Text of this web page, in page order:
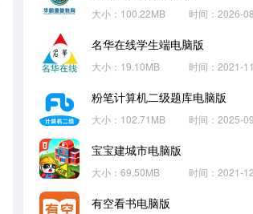
大小：100.22MB 时间：2026-
名华在线学生端电脑版
大小：19.10MB 时间：2021-
粉笔计算机二级题库电脑版
大小：102.71MB 时间：2025-
宝宝建城市电脑版
大小：69.50MB 时间：2021-
有空看书电脑版